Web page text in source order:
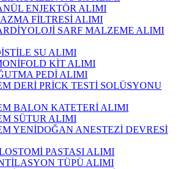
ENJEKTÖR ALIMI
FİLTRESİ ALIMI
SARF MALZEME ALIMI
SU ALIMI
KİT ALIMI
PEDİ ALIMI
DERİ PRİCK TESTİ SOLÜSYONU
BALON KATETERİ ALIMI
SÜTUR ALIMI
YENİDOĞAN ANESTEZİ DEVRESİ
PASTASI ALIMI
TÜPÜ ALIMI